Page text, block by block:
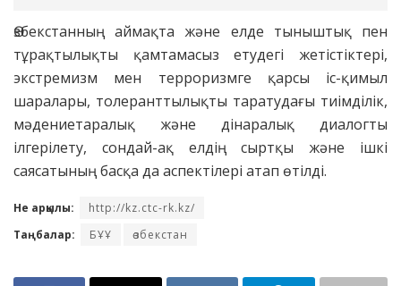
Өзбекстанның аймақта және елде тыныштық пен
тұрақтылықты қамтамасыз етудегі жетістіктері,
экстремизм мен терроризмге қарсы іс-қимыл
шаралары, толеранттылықты таратудағы тиімділік,
мәдениетаралық және дінаралық диалогты
ілгерілету, сондай-ақ елдің сыртқы және ішкі
саясатының басқа да аспектілері атап өтілді.
Не арқылы:
http://kz.ctc-rk.kz/
Таңбалар:
БҰҰ өзбекстан